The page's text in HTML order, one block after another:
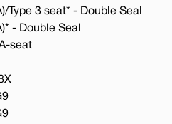
Type 3 seat* - Double Seal
- Double Seal
seat